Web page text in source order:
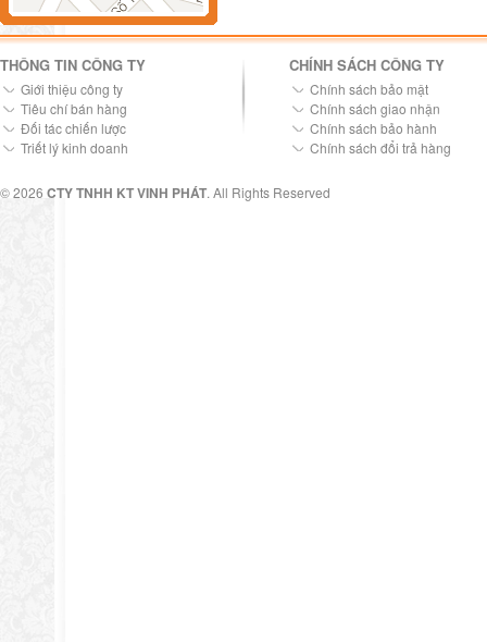
THÔNG TIN CÔNG TY
Giới thiệu công ty
Tiêu chí bán hàng
Đối tác chiến lược
Triết lý kinh doanh
CHÍNH SÁCH CÔNG TY
Chính sách bảo mật
Chính sách giao nhận
Chính sách bảo hành
Chính sách đổi trả hàng
© 2026 CTY TNHH KT VINH PHÁT. All Rights Reserved